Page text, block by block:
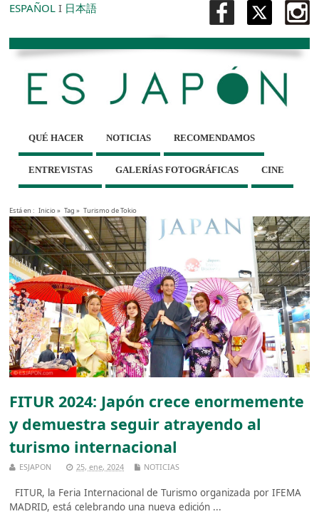
ESPAÑOL I 日本語
QUÉ HACER NOTICIAS RECOMENDAMOS
ENTREVISTAS GALERÍAS FOTOGRÁFICAS CINE
Está en : Inicio» Tag » Turismo de Tokio
FITUR 2024: Japón crece enormemente
y demuestra seguir atrayendo al
turismo internacional
ESJAPON 25, ene, 2024 NOTICIAS
FITUR, la Feria Internacional de Turismo organizada por IFEMA
MADRID, está celebrando una nueva edición ...